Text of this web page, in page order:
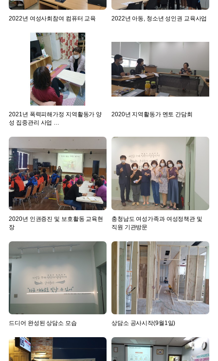
2022년 여성사회참여 컴퓨터 교육 2022년 아동, 청소년 성인권 교육사업
2021년 폭력피해가정 지역활동가 양
성 집중관리 사업 …
2020년 지역활동가 멘토 간담회
2020년 인권증진 및 보호활동 교육현
장
충청남도 여성가족과 여성정책관 및
직원 기관방문
드디어 완성된 상담소 모습 상담소 공사시작(9월1일)